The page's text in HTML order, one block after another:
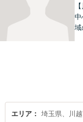
中
域
エリア 埼玉県、川